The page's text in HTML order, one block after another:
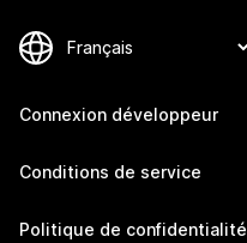
Connexion développeur
Conditions de service
Politique de confidentialité